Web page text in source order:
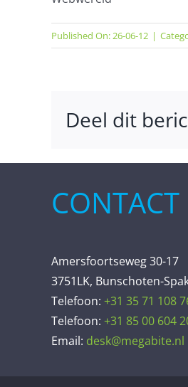
Published On: 26-06-12 |
Deel dit
CONTACT
Amersfoortseweg 30-17
3751LK, Bunschoten-
Telefoon: +31 35 71 108
Telefoon: +31 85 00 604
Email: desk@megabite.nl